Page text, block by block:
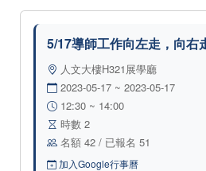
5/17導師工作向左走，向右
人文大樓H321展學廳
2023-05-17 ~ 2023-05-17
12:30 ~ 14:00
時數 2
名額 42 / 已報名 51
加入Google行事曆